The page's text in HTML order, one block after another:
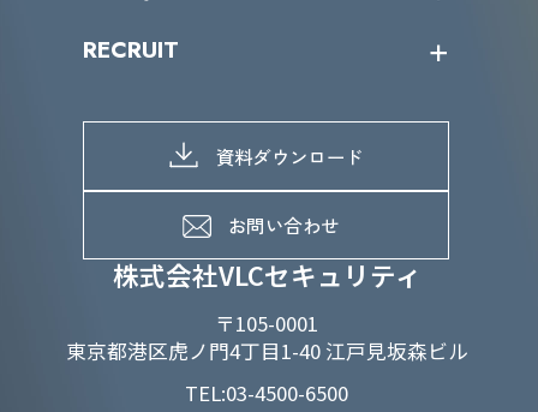
株式会社VLCセキュリティ
〒105-0001
東京都港区虎ノ門4丁目1-40 江戸見坂森ビル
TEL:03-4500-6500
IRライブラリー
よくあるご質問
当グループのマテリアリティ
SDGs推進体制
D&Iの取り組み
RECRUIT
募集職種一覧
メッセージ
メンバーインタビュー
資料ダウンロード
お問い合わせ